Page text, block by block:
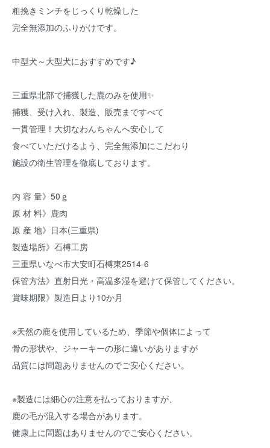
粗挽きミンチをじっくり乾燥した
完全無添加のふりかけです。
中型犬～大型犬におすすめです♪
三重県北部で捕獲した鹿のみを使用✨
捕獲、受け入れ、製造、販売まですべて
一貫管理！大切なわんちゃんへ安心して
食べていただけるよう、完全無添加にこだわり
施設の衛生管理を徹底しております。
内 容 量》50ｇ
原 材 料》鹿肉
原 産 地》日本(三重県)
製造場所》石榑工房
三重県いなべ市大安町石榑東2514-6
保管方法》直射日光・高温多湿を避けて保管してください。
賞味期限》製造日より10か月
※天然の鹿を使用しているため、季節や個体によって
骨の形状や、ジャーキーの形に違いがありますが
品質には問題ありませんのでご安心ください。
※製造には細心の注意を払っておりますが、
鹿の毛が混入する場合があります。
健康上に問題はありませんのでご安心ください。